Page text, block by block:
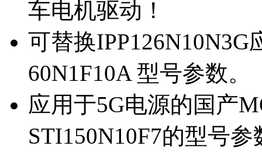
车电机驱动！
可替换
60N1F10A 型号参数。
应用于5G电源的国产
STI150N10F7的型号参